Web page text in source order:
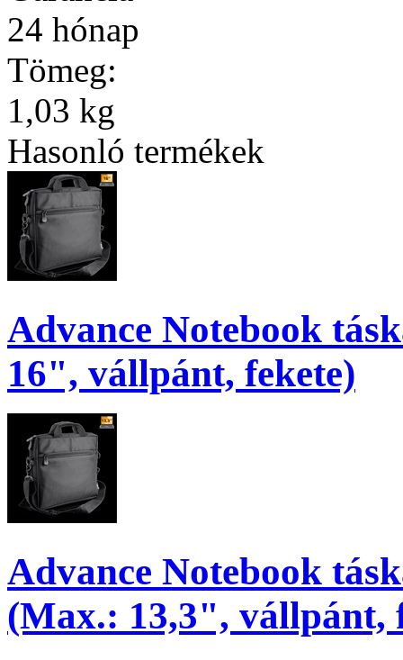
24 hónap
Tömeg:
1,03 kg
Hasonló termékek
Advance Notebook
16", vállpánt, fekete)
Advance Notebook
(Max.: 13,3", vállpánt,